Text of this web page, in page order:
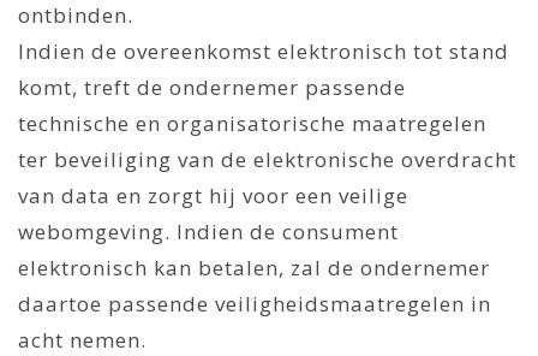
ontbinden.
Indien de overeenkomst elektronisch tot stand
komt, treft de ondernemer passende
technische en organisatorische maatregelen
ter beveiliging van de elektronische overdracht
van data en zorgt hij voor een veilige
webomgeving. Indien de consument
elektronisch kan betalen, zal de ondernemer
daartoe passende veiligheidsmaatregelen in
acht nemen.